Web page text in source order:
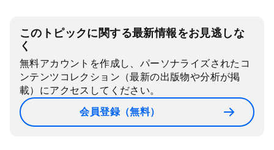
このトピックに関する最新情報をお見逃しな
く
無料アカウントを作成し、パーソナライズされたコ
ンテンツコレクション（最新の出版物や分析が掲
載）にアクセスしてください。
会員登録（無料）